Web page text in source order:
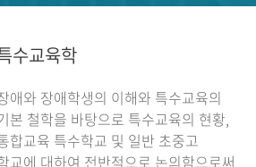
수교육학
애와 장애학생의 이해와 특수교육의
본 철학을 바탕으로 특수교육의 현황,
합교육 특수학교 및 일반 초중고
교에 대하여 전반적으로 논의함으로써